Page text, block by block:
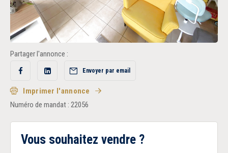
Partager l'annonce :
Partager
Facebook
Partager
LinkedIn
Envoyer par email
Imprimer l'annonce
Numéro de mandat : 22056
Vous souhaitez vendre ?